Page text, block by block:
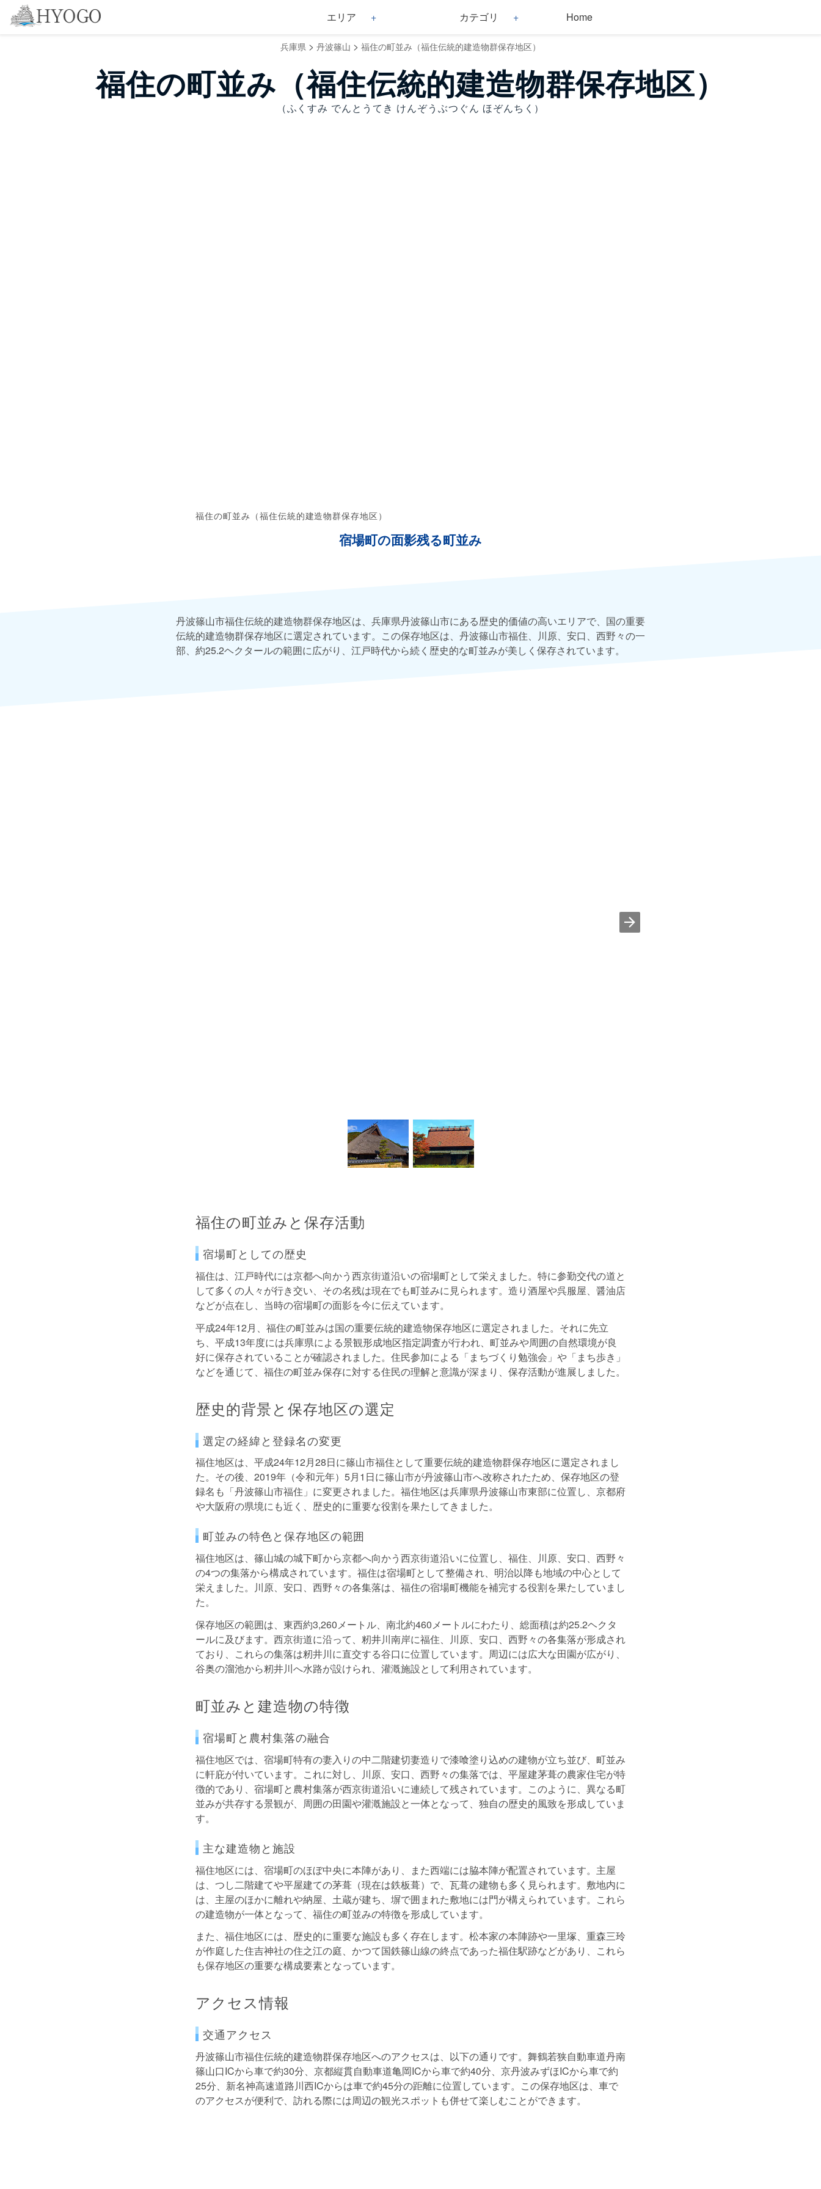
エリア カテゴリ Home
兵庫県 > 丹波篠山 > 福住の町並み（福住伝統的建造物群保存地区）
福住の町並み（福住伝統的建造物群保存地区）
（ふくすみ でんとうてき けんぞうぶつぐん ほぞんちく）
福住の町並み（福住伝統的建造物群保存地区）
宿場町の面影残る町並み
丹波篠山市福住伝統的建造物群保存地区は、兵庫県丹波篠山市にある歴史的価値の高いエリアで、国の重要
伝統的建造物群保存地区に選定されています。この保存地区は、丹波篠山市福住、川原、安口、西野々の一
部、約25.2ヘクタールの範囲に広がり、江戸時代から続く歴史的な町並みが美しく保存されています。
福住の町並みと保存活動
宿場町としての歴史
福住は、江戸時代には京都へ向かう西京街道沿いの宿場町として栄えました。特に参勤交代の道と
して多くの人々が行き交い、その名残は現在でも町並みに見られます。造り酒屋や呉服屋、醤油店
などが点在し、当時の宿場町の面影を今に伝えています。
平成24年12月、福住の町並みは国の重要伝統的建造物保存地区に選定されました。それに先立
ち、平成13年度には兵庫県による景観形成地区指定調査が行われ、町並みや周囲の自然環境が良
好に保存されていることが確認されました。住民参加による「まちづくり勉強会」や「まち歩き」
などを通じて、福住の町並み保存に対する住民の理解と意識が深まり、保存活動が進展しました。
歴史的背景と保存地区の選定
選定の経緯と登録名の変更
福住地区は、平成24年12月28日に篠山市福住として重要伝統的建造物群保存地区に選定されまし
た。その後、2019年（令和元年）5月1日に篠山市が丹波篠山市へ改称されたため、保存地区の登
録名も「丹波篠山市福住」に変更されました。福住地区は兵庫県丹波篠山市東部に位置し、京都府
や大阪府の県境にも近く、歴史的に重要な役割を果たしてきました。
町並みの特色と保存地区の範囲
福住地区は、篠山城の城下町から京都へ向かう西京街道沿いに位置し、福住、川原、安口、西野々
の4つの集落から構成されています。福住は宿場町として整備され、明治以降も地域の中心として
栄えました。川原、安口、西野々の各集落は、福住の宿場町機能を補完する役割を果たしていまし
た。
保存地区の範囲は、東西約3,260メートル、南北約460メートルにわたり、総面積は約25.2ヘクタ
ールに及びます。西京街道に沿って、籾井川南岸に福住、川原、安口、西野々の各集落が形成され
ており、これらの集落は籾井川に直交する谷口に位置しています。周辺には広大な田園が広がり、
谷奥の溜池から籾井川へ水路が設けられ、灌漑施設として利用されています。
町並みと建造物の特徴
宿場町と農村集落の融合
福住地区では、宿場町特有の妻入りの中二階建切妻造りで漆喰塗り込めの建物が立ち並び、町並み
に軒庇が付いています。これに対し、川原、安口、西野々の集落では、平屋建茅葺の農家住宅が特
徴的であり、宿場町と農村集落が西京街道沿いに連続して残されています。このように、異なる町
並みが共存する景観が、周囲の田園や灌漑施設と一体となって、独自の歴史的風致を形成していま
す。
主な建造物と施設
福住地区には、宿場町のほぼ中央に本陣があり、また西端には脇本陣が配置されています。主屋
は、つし二階建てや平屋建ての茅葺（現在は鉄板葺）で、瓦葺の建物も多く見られます。敷地内に
は、主屋のほかに離れや納屋、土蔵が建ち、塀で囲まれた敷地には門が構えられています。これら
の建造物が一体となって、福住の町並みの特徴を形成しています。
また、福住地区には、歴史的に重要な施設も多く存在します。松本家の本陣跡や一里塚、重森三玲
が作庭した住吉神社の住之江の庭、かつて国鉄篠山線の終点であった福住駅跡などがあり、これら
も保存地区の重要な構成要素となっています。
アクセス情報
交通アクセス
丹波篠山市福住伝統的建造物群保存地区へのアクセスは、以下の通りです。舞鶴若狭自動車道丹南
篠山口ICから車で約30分、京都縦貫自動車道亀岡ICから車で約40分、京丹波みずほICから車で約
25分、新名神高速道路川西ICからは車で約45分の距離に位置しています。この保存地区は、車で
のアクセスが便利で、訪れる際には周辺の観光スポットも併せて楽しむことができます。